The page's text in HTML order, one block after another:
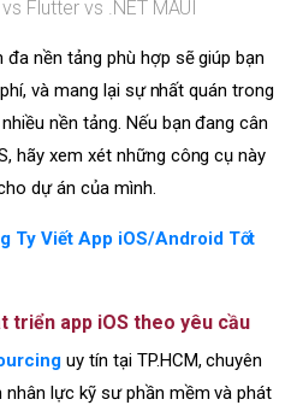
nền tảng phù hợp sẽ giúp bạn
và mang lại sự nhất quán trong
nền tảng. Nếu bạn đang cân
hãy xem xét những công cụ này
dự án của mình.
Ty Viết App iOS/Android Tốt
triển app iOS theo yêu cầu
uy tín tại TP.HCM, chuyên
lực kỹ sư phần mềm và phát